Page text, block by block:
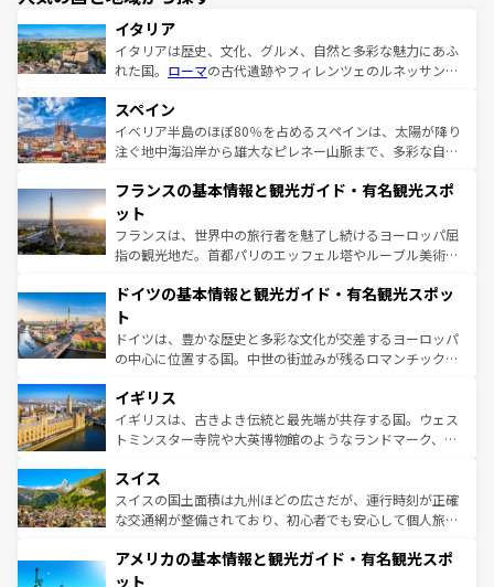
イタリア
イタリアは歴史、文化、グルメ、自然と多彩な魅力にあふ
れた国。 ローマの古代遺跡やフィレンツェのルネッサンス
ろん、トスカーナの美しい田園風景やアマルフィ海岸の絶
景など、自然景観も見逃せない。観光の合間には、本場の
ピザやパスタなど、絶品のイタリア料理を堪能することも
ませてくれるイタリアで、忘れられない旅をしてみよう！
なお、新着のイタリア情報は
しい。
スペイン
イベリア半島のほぼ80％を占めるスペインは、太陽が降り
注ぐ地中海沿岸から雄大なピレネー山脈まで、多彩な自然
文化が根付くこの国では、情熱的なフラメンコ、熱気あふ
れる闘牛、そして美味しいタパスが生活の一部となってい
る。首都マドリードの洗練された雰囲気や、バルセロナの
アートに溢れた街角から、地方では古代ローマ遺跡や中世
せる。地方によって風土や気候が異なるスペインはその個
ンテンツ一覧 を参照してほしい。
フランスの基本情報と観光ガイド・有名観光スポ
ット
フランスは、世界中の旅行者を魅了し続けるヨーロッパ屈
指の観光地だ。首都パリのエッフェル塔やルーブル美術館
で、幅広い魅力が詰まっている。華麗な宮殿、歴史的な大
聖堂、美しいビーチ、そして豊かな自然が、訪れる者を心
から魅了する。また、フランスは美食の国としても知ら
れ、フランス料理はユネスコ無形文化遺産にも登録されて
香り高いラベンダー畑など、多彩な楽しみ方が可能だ。さ
らに、パリ以外の地域にも魅力が溢れており、どの街角に
も豊かな歴史と文化が息づいている。パリ以外の個性あふ
を参照してほしい。
ドイツの基本情報と観光ガイド・有名観光スポッ
ト
ドイツは、豊かな歴史と多彩な文化が交差するヨーロッパ
の中心に位置する国。中世の街並みが残るロマンチック街
顔を持つこの国は、どこを歩いても飽きることがない。ベ
ルリンの文化的活気、バイエルン州のアルプスの絶景、そ
してライン川沿いのワイン畑といった風景は必見。ビール
は、お酒好きな人にはぜひ体験してほしい。 なお、新着の
ドイツ情報はコンテンツ一覧を参照してほしい。
イギリス
イギリスは、古きよき伝統と最先端が共存する国。ウェス
トミンスター寺院や大英博物館のようなランドマーク、歴
リアごとに異なる魅力がある。また、優雅なアフタヌーン
ティー、ビール好きにはたまらない英国パブ、サッカー観
戦など、本場だからこそできる体験も豊富。イギリスを旅
ンツ一覧を参照してほしい。
スイス
スイスの国土面積は九州ほどの広さだが、運行時刻が正確
な交通網が整備されており、初心者でも安心して個人旅行
の建物がそのまま残る町や、スイスならではのユニークな
博物館もあり、アルプス観光だけでなく町歩きも満喫する
アメリカの基本情報と観光ガイド・有名観光スポ
ット